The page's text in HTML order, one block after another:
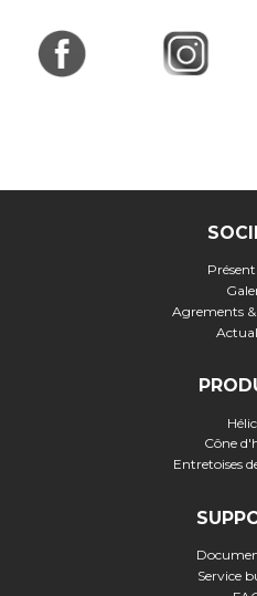
Agrements
Cône
Entretoises
Service